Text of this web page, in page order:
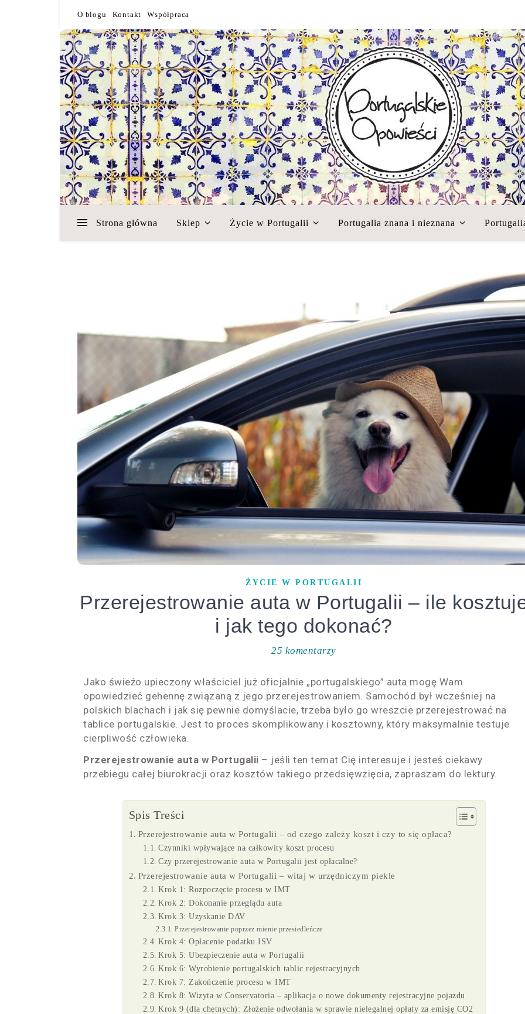
O blogu Kontakt Współpraca
Strona główna Sklep Życie w Portugalii Portugalia znana i nieznana
ŻYCIE W PORTUGALII
Przerejestrowanie auta w Portugalii – ile
i jak tego dokonać?
25 komentarzy
Jako świeżo upieczony właściciel już oficjalnie „portugalskiego” auta mogę Wam
opowiedzieć gehennę związaną z jego przerejestrowaniem. Samochód był wcześniej na
polskich blachach i jak się pewnie domyślacie, trzeba było go wreszcie przerejestrować na
tablice portugalskie. Jest to proces skomplikowany i kosztowny, który maksymalnie testuje
cierpliwość człowieka.
Przerejestrowanie auta w Portugalii – jeśli ten temat Cię interesuje i jesteś ciekawy
przebiegu całej biurokracji oraz kosztów takiego przedsięwzięcia, zapraszam do lektury.
Spis Treści
Przerejestrowanie auta w Portugalii – od czego zależy koszt i czy to się opłaca?
Czynniki wpływające na całkowity koszt procesu
Czy przerejestrowanie auta w Portugalii jest opłacalne?
Przerejestrowanie auta w Portugalii – witaj w urzędniczym piekle
Krok 1: Rozpoczęcie procesu w IMT
Krok 2: Dokonanie przeglądu auta
Krok 3: Uzyskanie DAV
Przerejestrowanie poprzez mienie przesiedleńcze
Krok 4: Opłacenie podatku ISV
Krok 5: Ubezpieczenie auta w Portugalii
Krok 6: Wyrobienie portugalskich tablic rejestracyjnych
Krok 7: Zakończenie procesu w IMT
Krok 8: Wizyta w Conservatoria – aplikacja o nowe dokumenty rejestracyjne pojazdu
Krok 9 (dla chętnych): Złożenie odwołania w sprawie nielegalnej opłaty za emisję CO2